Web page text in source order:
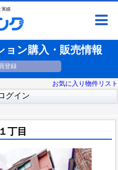
実績
ョン購入・販売情報
登録
お気に入り物件リスト
グイン
丁目